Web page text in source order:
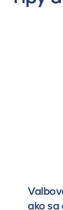
ako sa